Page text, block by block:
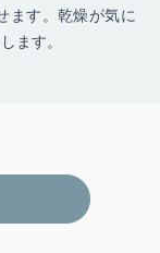
ます。乾燥が気に
ます。